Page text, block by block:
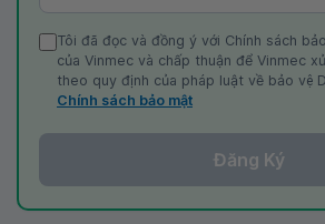
Tôi đã đọc và đồng ý với Chính sách
của Vinmec và chấp thuận để Vinmec
theo quy định của pháp luật về bảo vệ
Chính sách bảo mật
Đăng Ký